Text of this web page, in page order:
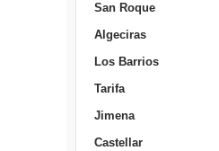
San Roque
Algeciras
Los Barrios
Tarifa
Jimena
Castellar